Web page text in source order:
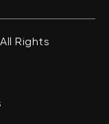
Rights